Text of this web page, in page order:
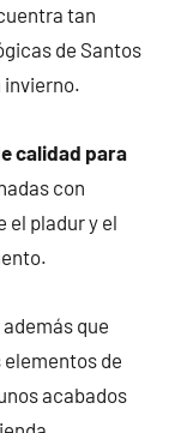
tan
de Santos
invierno.
calidad para
con
el pladur y el
que
de
acabados